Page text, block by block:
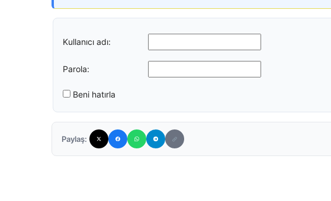
Kullanıcı adı:
Parola:
Beni hatırla
Paylaş: